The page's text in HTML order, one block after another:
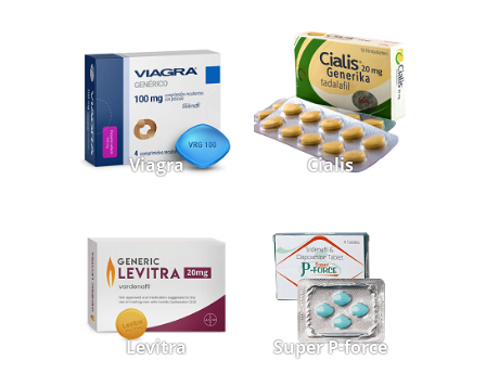
Viagra Cialis
Levitra Super P-force